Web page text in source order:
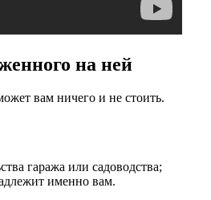
на ней
вам ничего и не стоить.
гаража или садоводства;
именно вам.